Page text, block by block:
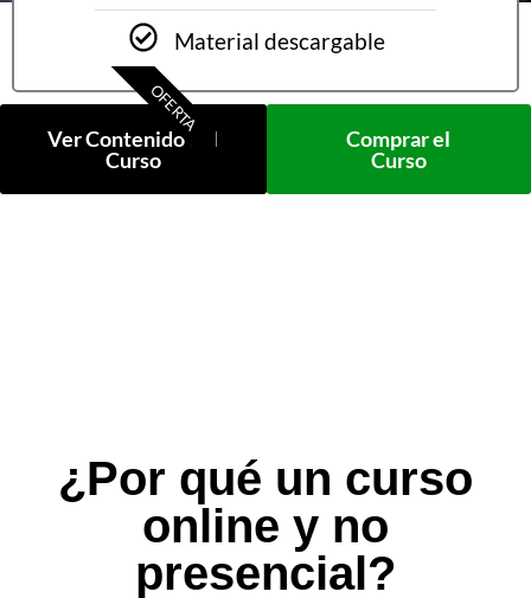
Material descargable
OFERTA
Ver Contenido del
Curso
Comprar el
Curso
¿Por qué un curso
online y no
presencial?